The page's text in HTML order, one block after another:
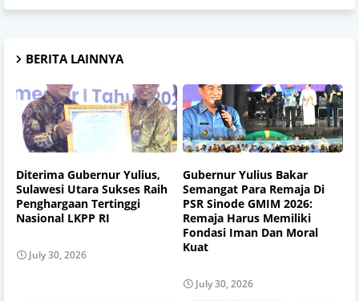
BERITA LAINNYA
Diterima Gubernur Yulius,
Sulawesi Utara Sukses Raih
Penghargaan Tertinggi
Nasional LKPP RI
July 30, 2026
Gubernur Yulius Bakar
Semangat Para Remaja Di
PSR Sinode GMIM 2026:
Remaja Harus Memiliki
Fondasi Iman Dan Moral
Kuat
July 30, 2026